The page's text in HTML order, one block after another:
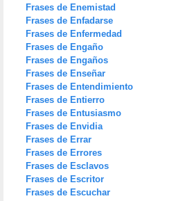
Frases de Enemistad
Frases de Enfadarse
Frases de Enfermedad
Frases de Engaño
Frases de Engaños
Frases de Enseñar
Frases de Entendimiento
Frases de Entierro
Frases de Entusiasmo
Frases de Envidia
Frases de Errar
Frases de Errores
Frases de Esclavos
Frases de Escritor
Frases de Escuchar